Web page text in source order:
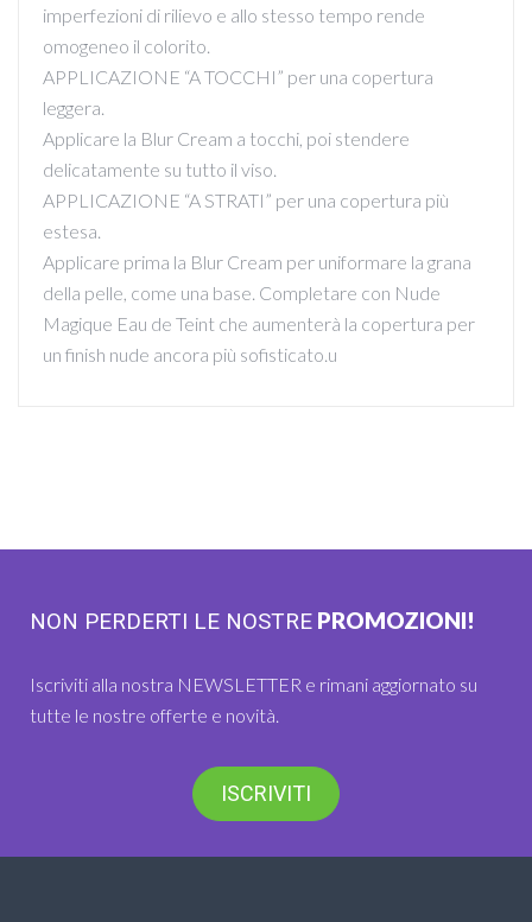
imperfezioni di rilievo e allo stesso tempo rende
omogeneo il colorito.
APPLICAZIONE “A TOCCHI” per una copertura
leggera.
Applicare la Blur Cream a tocchi, poi stendere
delicatamente su tutto il viso.
APPLICAZIONE “A STRATI” per una copertura più
estesa.
Applicare prima la Blur Cream per uniformare la grana
della pelle, come una base. Completare con Nude
Magique Eau de Teint che aumenterà la copertura per
un finish nude ancora più sofisticato.u
NON PERDERTI LE NOSTRE PROMOZIONI!
Iscriviti alla nostra NEWSLETTER e rimani aggiornato su
tutte le nostre offerte e novità.
ISCRIVITI